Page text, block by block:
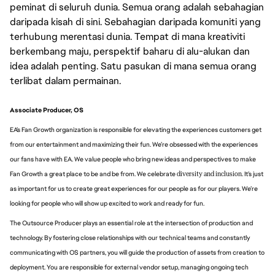
peminat di seluruh dunia. Semua orang adalah sebahagian
daripada kisah di sini. Sebahagian daripada komuniti yang
terhubung merentasi dunia. Tempat di mana kreativiti
berkembang maju, perspektif baharu di alu-alukan dan
idea adalah penting. Satu pasukan di mana semua orang
terlibat dalam permainan.
Associate Producer, OS
EA’s Fan Growth organization is responsible for elevating the experiences customers get
from our entertainment and maximizing their fun. We’re obsessed with the experiences
our fans have with EA. We value people who bring new ideas and perspectives to make
Fan Growth a great place to be and be from. We celebratediversity and inclusion. It’s just
as important for us to create great experiences for our people as for our players. We’re
looking for people who will show up excited to work and ready for fun.
The Outsource Producer plays an essential role at the intersection of production and
technology. By fostering close relationships with our technical teams and constantly
communicating with OS partners, you will guide the production of assets from creation to
deployment. You are responsible for external vendor setup, managing ongoing tech